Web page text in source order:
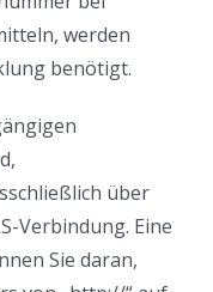
werden
benötigt.
über
Verbindung. Eine
Sie daran,